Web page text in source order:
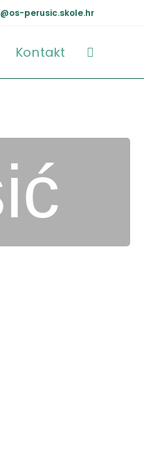
perusic.skole.hr
Kontakt